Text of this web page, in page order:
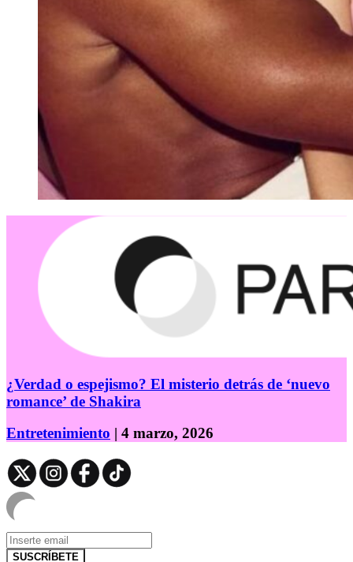
¿Verdad o espejismo? El misterio detrás de ‘nuevo
romance’ de Shakira
Entretenimiento | 4 marzo, 2026
SUSCRÍBETE